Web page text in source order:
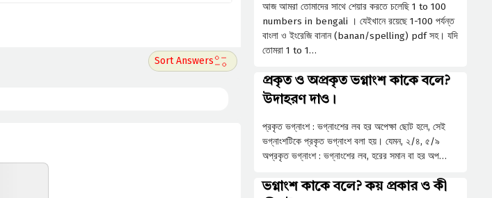
আজ আমরা তোমাদের সাথে শেয়ার করতে চলেছি 1 to 100
numbers in bengali । যেইখানে রয়েছে 1-100 পর্যন্ত
বাংলা ও ইংরেজি বানান (banan/spelling) pdf সহ। যদি
তোমরা 1 to 1…
প্রকৃত ও অপ্রকৃত ভগ্নাংশ কাকে বলে?
উদাহরণ দাও।
প্রকৃত ভগ্নাংশ : ভগ্নাংশের লব হর অপেক্ষা ছােট হলে, সেই
ভগ্নাংশটিকে প্রকৃত ভগ্নাংশ বলা হয়। যেমন, ২/৪, ৫/৯
অপ্রকৃত ভগ্নাংশ : ভগ্নাংশের লব, হরের সমান বা হর অপ…
ভগ্নাংশ কাকে বলে? কয় প্রকার ও কী